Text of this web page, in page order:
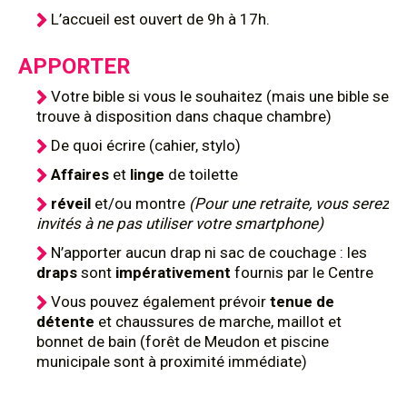
L’accueil est ouvert de 9h à 17h.
APPORTER
Votre bible si vous le souhaitez (mais une bible se
trouve à disposition dans chaque chambre)
De quoi écrire (cahier, stylo)
Affaires et linge de toilette
réveil et/ou montre (Pour une retraite, vous serez
invités à ne pas utiliser votre smartphone)
N’apporter aucun drap ni sac de couchage : les
draps sont impérativement fournis par le Centre
Vous pouvez également prévoir tenue de
détente et chaussures de marche, maillot et
bonnet de bain (forêt de Meudon et piscine
municipale sont à proximité immédiate)